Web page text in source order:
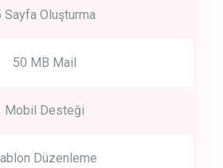
Sayfa Oluşturma
50 MB Mail
Mobil Desteği
Düzenleme